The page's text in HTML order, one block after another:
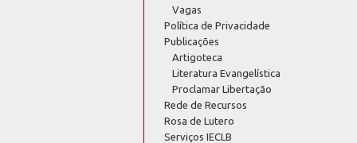
Vagas
Política de Privacidade
Publicações
Artigoteca
Literatura Evangelística
Proclamar Libertação
Rede de Recursos
Rosa de Lutero
Serviços IECLB